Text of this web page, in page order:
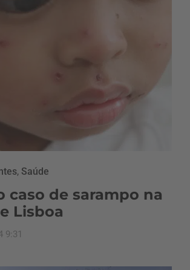
, Saúde
caso de sarampo na
Lisboa
9:31